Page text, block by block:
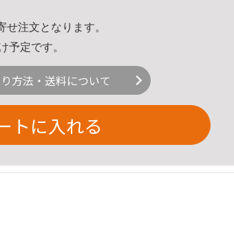
注文となります。
予定です。
方法・送料について
トに入れる